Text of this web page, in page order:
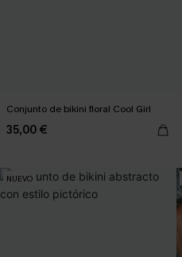
Conjunto de bikini floral Cool Girl
35,00 €
NUEVO